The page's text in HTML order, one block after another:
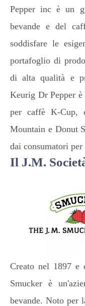
Pepper inc è un
bevande e del
soddisfare le
portafoglio di
di alta qualità e
Keurig Dr Pepper
per caffè K-Cup,
Mountain e Donut
dai consumatori
Il J.M.
Creato nel 1897 e
Smucker è
bevande. Noto per